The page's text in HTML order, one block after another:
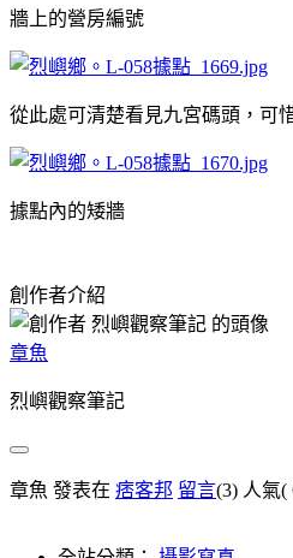
牆上的營房編號
從此處可清楚看見九宮碼頭，可
據點內的矮牆
創作者介紹
章魚
烈嶼觀察筆記
章魚 發表在 痞客邦 留言(3) 人氣(